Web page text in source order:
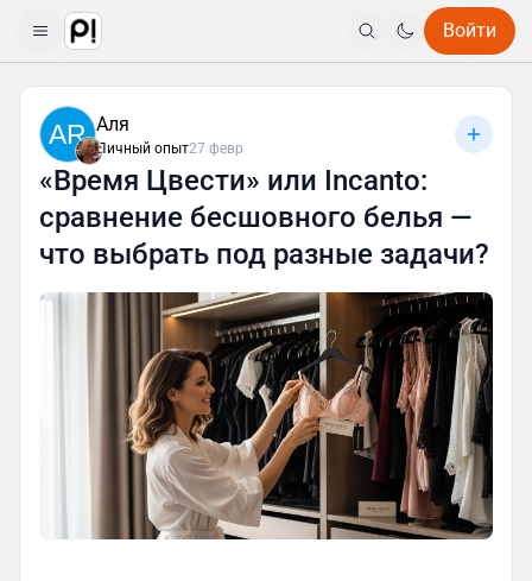
Войти
AR Аля
Личный опыт27 февр
«Время Цвести» или Incanto:
сравнение бесшовного белья —
что выбрать под разные задачи?